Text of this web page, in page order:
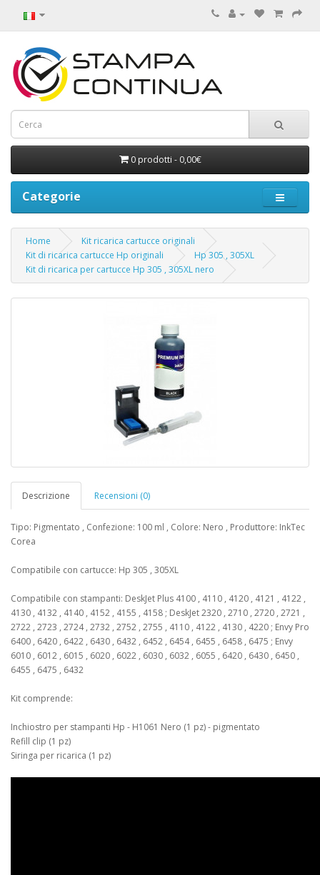
0 prodotti - 0,00€
Categorie
Home
Kit ricarica cartucce originali
Kit di ricarica cartucce Hp originali
Hp 305 , 305XL
Kit di ricarica per cartucce Hp 305 , 305XL nero
Descrizione Recensioni (0)
Tipo: Pigmentato , Confezione: 100 ml , Colore: Nero , Produttore: InkTec
Corea
Compatibile con cartucce: Hp 305 , 305XL
Compatibile con stampanti: DeskJet Plus 4100 , 4110 , 4120 , 4121 , 4122 ,
4130 , 4132 , 4140 , 4152 , 4155 , 4158 ; DeskJet 2320 , 2710 , 2720 , 2721 ,
2722 , 2723 , 2724 , 2732 , 2752 , 2755 , 4110 , 4122 , 4130 , 4220 ; Envy Pro
6400 , 6420 , 6422 , 6430 , 6432 , 6452 , 6454 , 6455 , 6458 , 6475 ; Envy
6010 , 6012 , 6015 , 6020 , 6022 , 6030 , 6032 , 6055 , 6420 , 6430 , 6450 ,
6455 , 6475 , 6432
Kit comprende:
Inchiostro per stampanti Hp - H1061 Nero (1 pz) - pigmentato
Refill clip (1 pz)
Siringa per ricarica (1 pz)